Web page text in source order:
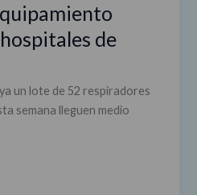
de
un lote de 52 respiradores
semana lleguen medio